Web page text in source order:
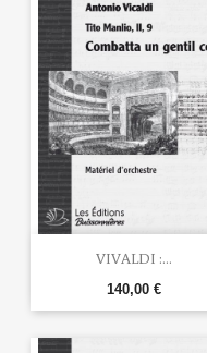
VIVALDI :...
140,00 €